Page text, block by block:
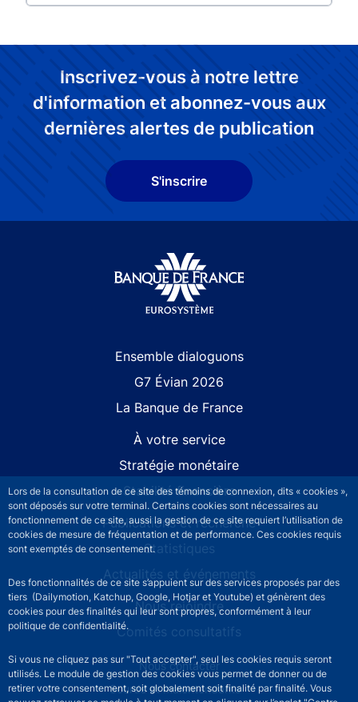
Lors de la consultation de ce site des témoins de connexion, dits « cookies »,
sont déposés sur votre terminal. Certains cookies sont nécessaires au
fonctionnement de ce site, aussi la gestion de ce site requiert l’utilisation de
cookies de mesure de fréquentation et de performance. Ces cookies requis
sont exemptés de consentement.
Des fonctionnalités de ce site s’appuient sur des services proposés par des
tiers (Dailymotion, Katchup, Google, Hotjar et Youtube) et génèrent des
cookies pour des finalités qui leur sont propres, conformément à leur
politique de confidentialité.
Si vous ne cliquez pas sur "Tout accepter", seul les cookies requis seront
utilisés. Le module de gestion des cookies vous permet de donner ou de
retirer votre consentement, soit globalement soit finalité par finalité. Vous
Inscrivez-vous à notre lettre
d'information et abonnez-vous aux
dernières alertes de publication
S'inscrire
Ensemble dialoguons
G7 Évian 2026
La Banque de France
À votre service
Stratégie monétaire
Stabilité financière
Publications et recherche
Statistiques
Actualités et événements
Nous rejoindre
Comités consultatifs
Footer secondary menuNous contacter
Sourds et malentendants